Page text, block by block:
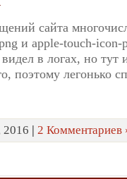
сайта
и apple-touch-icon-
в логах, но тут
поэтому легонько
2016 | 2 Комментариев